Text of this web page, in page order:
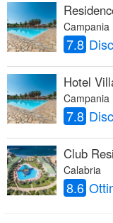
Campania
7.8
Hotel
Campania
7.8
Club
Calabria
8.6